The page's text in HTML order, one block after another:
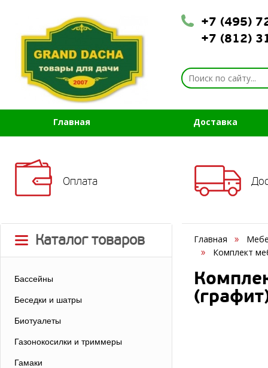
+7 (495)
+7 (812)
Главная Доставка
Оплата
Каталог товаров
Бассейны
Беседки и шатры
Биотуалеты
Газонокосилки и триммеры
Гамаки
Главная
Комплект